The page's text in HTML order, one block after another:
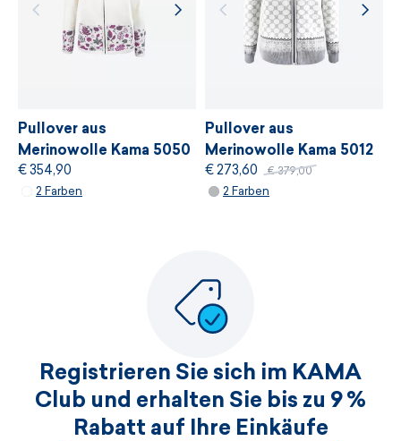
Pullover aus
Merinowolle Kama 5050
€ 354,90
2 Farben
Pullover aus
Merinowolle Kama 5012
€ 273,60 € 379,00
2 Farben
Registrieren Sie sich im KAMA
Club und erhalten Sie bis zu 9 %
Rabatt auf Ihre Einkäufe